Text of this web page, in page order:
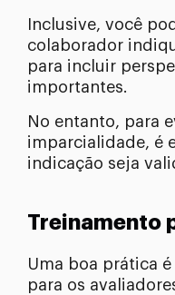
Inclusive, você
colaborador
para incluir
importantes.
No entanto, para
imparcialidade, é
indicação seja
Treinamento
Uma boa prática
para os